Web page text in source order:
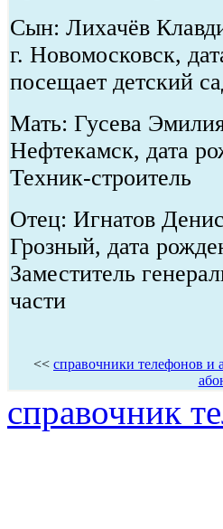
Сын: Лихачёв
г. Новомосковск,
посещает детский
Мать: Гусева
Нефтекамск, дата
Техник-строитель
Отец: Игнатов
Грозный, дата
Заместитель
части
<< справочники телефонов и
справочник